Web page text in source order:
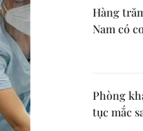
Hàng
Nam có
Phòng
tục mắc